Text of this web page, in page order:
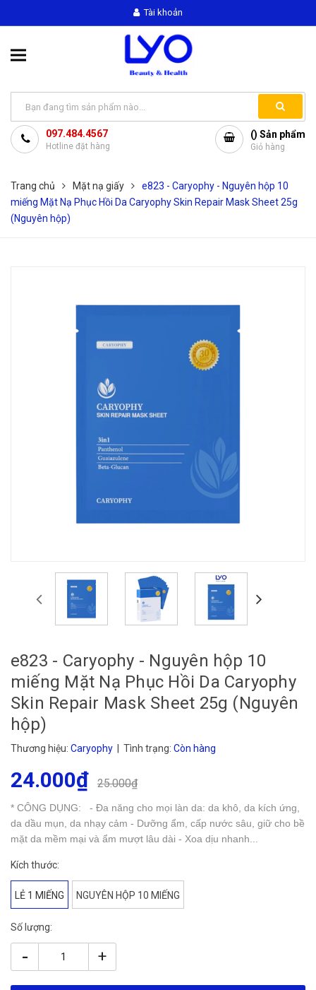
Tài khoản
097.484.4567
Hotline đặt hàng
() Sản phẩm
Giỏ hàng
Trang chủ Mặt nạ giấy
e823 - Caryophy - Nguyên hộp 10
miếng Mặt Nạ Phục Hồi Da Caryophy Skin Repair Mask Sheet 25g
(Nguyên hộp)
e823 - Caryophy - Nguyên hộp 10
miếng Mặt Nạ Phục Hồi Da Caryophy
Skin Repair Mask Sheet 25g (Nguyên
hộp)
Thương hiệu: Caryophy | Tình trạng: Còn hàng
24.000₫ 25.000₫
* CÔNG DỤNG: - Đa năng cho mọi làn da: da khô, da kích ứng,
da dầu mụn, da nhạy cảm - Dưỡng ẩm, cấp nước sâu, giữ cho bề
mặt da mềm mại và ẩm mượt lâu dài - Xoa dịu nhanh...
Kích thước:
LẺ 1 MIẾNG NGUYÊN HỘP 10 MIẾNG
Số lượng:
- +